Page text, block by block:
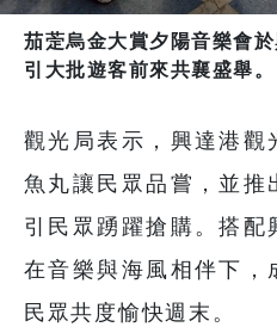
茄萣烏金大賞夕陽音樂會
引大批遊客前來共襄盛舉。
觀光局表示，興達港觀
魚丸讓民眾品嘗，並推
引民眾踴躍搶購。搭配
在音樂與海風相伴下，
民眾共度愉快週末。